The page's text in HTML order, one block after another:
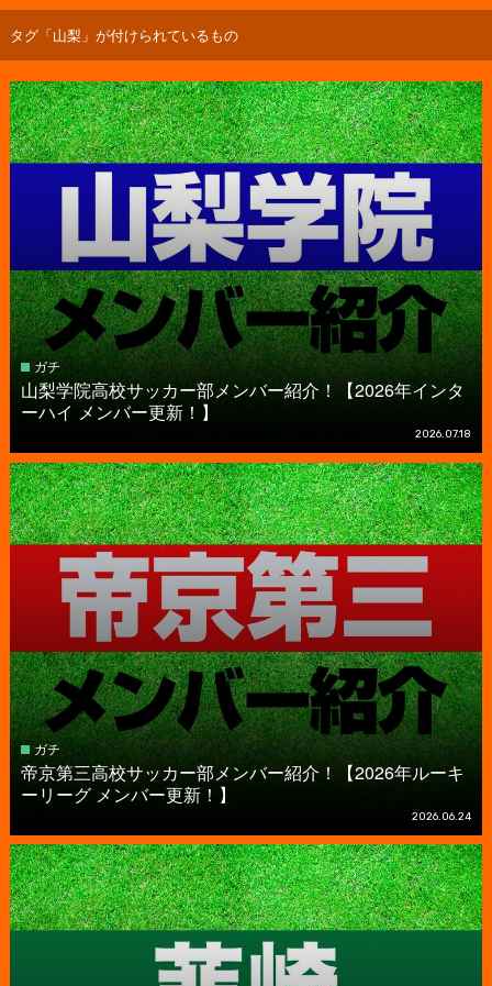
タグ「山梨」が付けられているもの
ガチ
山梨学院高校サッカー部メンバー紹介！【2026年インタ
ーハイ メンバー更新！】
2026.07.18
ガチ
帝京第三高校サッカー部メンバー紹介！【2026年ルーキ
ーリーグ メンバー更新！】
2026.06.24